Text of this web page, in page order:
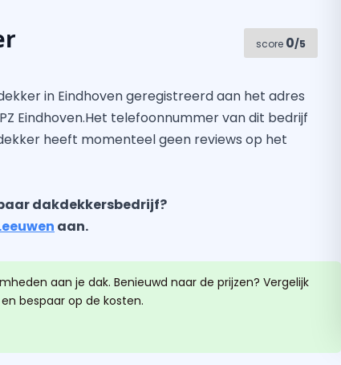
score 0/5
in Eindhoven geregistreerd aan het adres
Eindhoven.Het telefoonnummer van dit bedrijf
heeft momenteel geen reviews op het
dakdekkersbedrijf?
aan.
aan je dak. Benieuwd naar de prijzen? Vergelijk
bespaar op de kosten.